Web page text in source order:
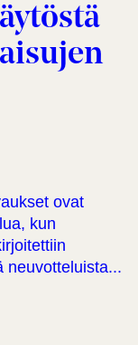
ovat
kun
neuvotteluista...